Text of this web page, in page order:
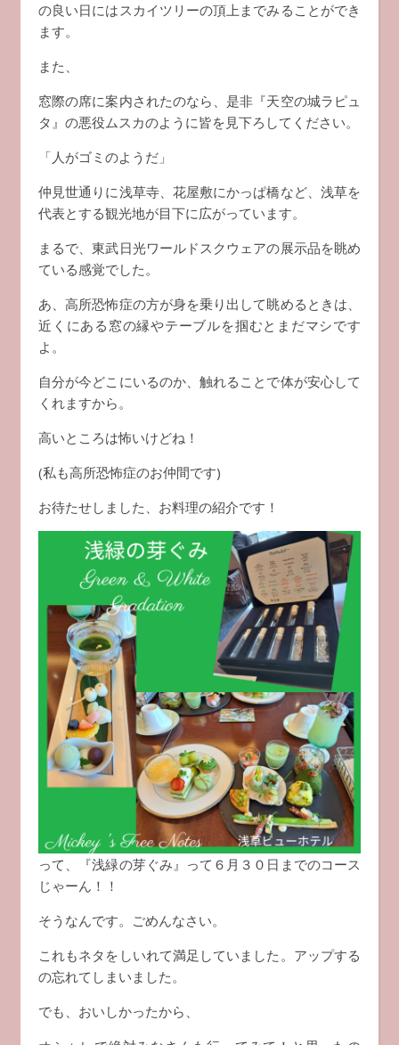
の良い日にはスカイツリーの頂上までみることができ
ます。
また、
窓際の席に案内されたのなら、是非『天空の城ラピュ
タ』の悪役ムスカのように皆を見下ろしてください。
「人がゴミのようだ」
仲見世通りに浅草寺、花屋敷にかっぱ橋など、浅草を
代表とする観光地が目下に広がっています。
まるで、東武日光ワールドスクウェアの展示品を眺め
ている感覚でした。
あ、高所恐怖症の方が身を乗り出して眺めるときは、
近くにある窓の縁やテーブルを掴むとまだマシです
よ。
自分が今どこにいるのか、触れることで体が安心して
くれますから。
高いところは怖いけどね！
(私も高所恐怖症のお仲間です)
お待たせしました、お料理の紹介です！
って、『浅緑の芽ぐみ』って６月３０日までのコース
じゃーん！！
そうなんです。ごめんなさい。
これもネタをしいれて満足していました。アップする
の忘れてしまいました。
でも、おいしかったから、